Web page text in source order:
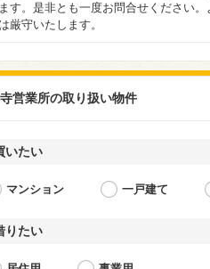
す。是非とも一度お問合せください
厳守いたします。
営業所の取り扱い物件
いたい
マンション 一戸建て
りたい